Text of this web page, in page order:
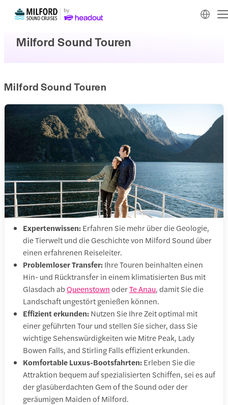
Milford Sound Touren
Milford Sound Touren
Expertenwissen: Erfahren Sie mehr über die Geologie,
die Tierwelt und die Geschichte von Milford Sound über
einen erfahrenen Reiseleiter.
Problemloser Transfer: Ihre Touren beinhalten einen
Hin- und Rücktransfer in einem klimatisierten Bus mit
Glasdach ab QueenstownoderTe Anau, damit Sie die
Landschaft ungestört genießen können.
Effizient erkunden: Nutzen Sie Ihre Zeit optimal mit
einer geführten Tour und stellen Sie sicher, dass Sie
wichtige Sehenswürdigkeiten wie Mitre Peak, Lady
Bowen Falls, and Stirling Falls effizient erkunden.
Komfortable Luxus-Bootsfahrten: Erleben Sie die
Attraktion bequem auf spezialisierten Schiffen, sei es auf
der glasüberdachten Gem of the Sound oder der
geräumigen Maiden of Milford.